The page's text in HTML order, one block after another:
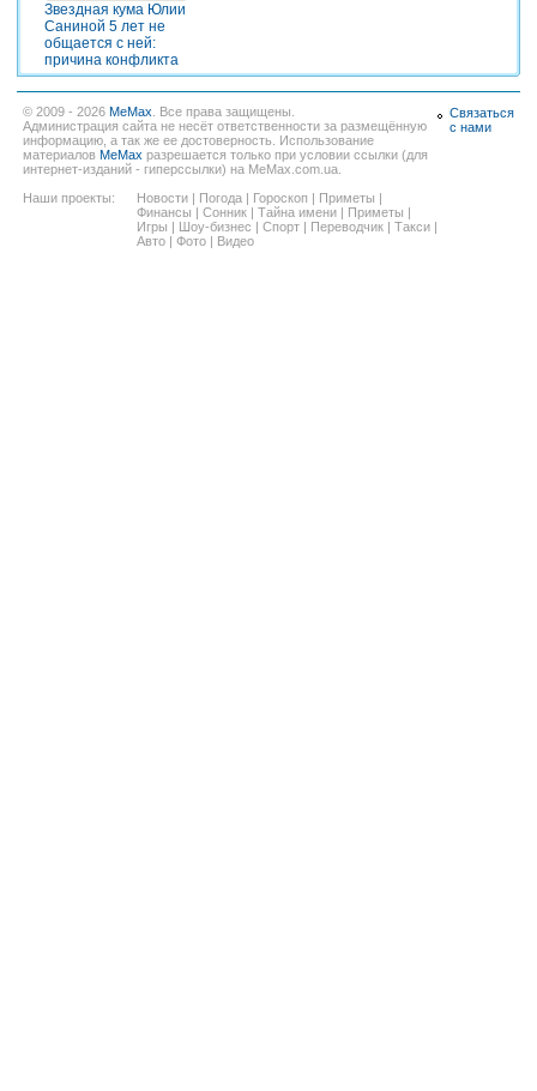
Звездная кума Юлии
Саниной 5 лет не
общается с ней:
причина конфликта
© 2009 - 2026 MeMax . Все права защищены.
Администрация сайта не несёт ответственности за размещённую
информацию, а так же ее достоверность. Использование
материалов MeMax разрешается только при условии ссылки (для
интернет-изданий - гиперссылки) на MeMax.com.ua.
Наши проекты:
Новости Погода Гороскоп Приметы
Финансы
Сонник Тайна имени Приметы
Игры
Шоу-бизнес Спорт Переводчик Такси
Авто
Фото Видео
Связаться
с нами